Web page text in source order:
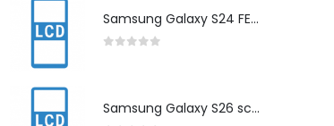
Samsung Galaxy S24 FE scherm herstelling
Samsung Galaxy S26 scherm herstelling